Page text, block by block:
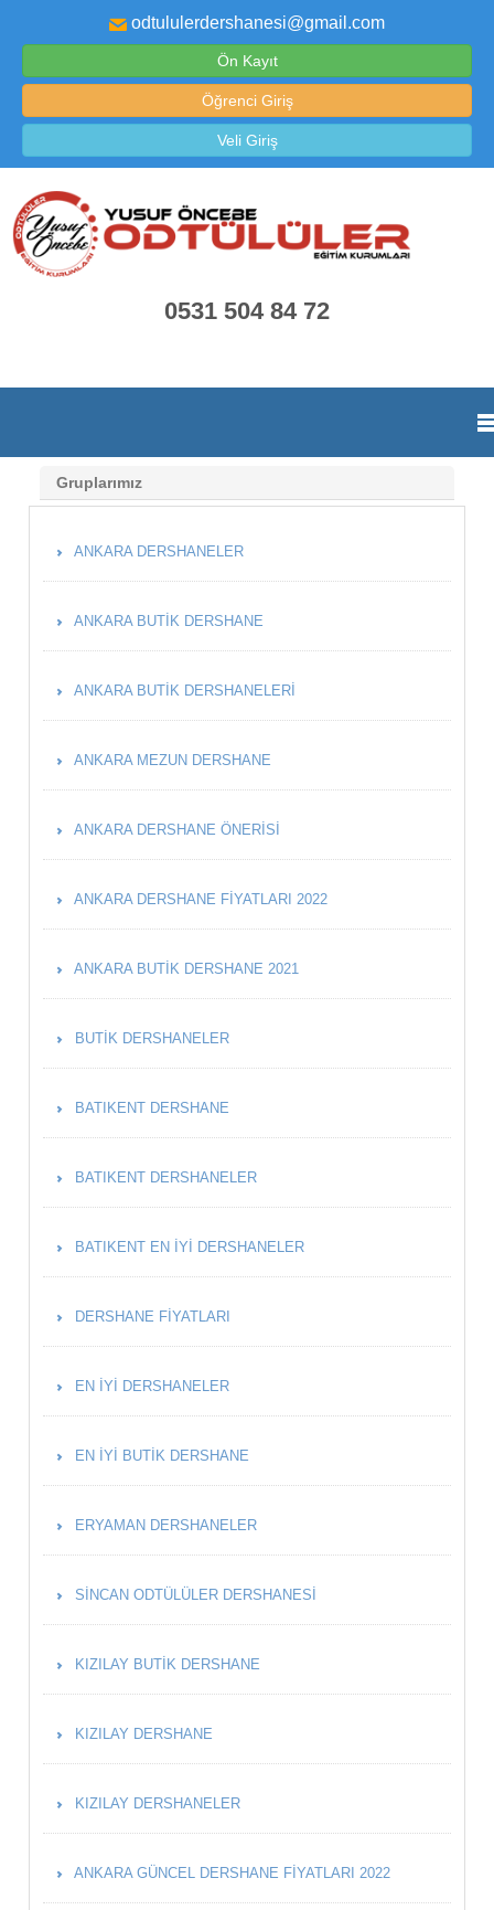
odtululerdershanesi@gmail.com
Ön Kayıt
Öğrenci Giriş
Veli Giriş
0531 504 84 72
Gruplarımız
ANKARA DERSHANELER
ANKARA BUTIK DERSHANE
ANKARA BUTIK DERSHANELERI
ANKARA MEZUN DERSHANE
ANKARA DERSHANE ÖNERISI
ANKARA DERSHANE FIYATLARI 2022
ANKARA BUTIK DERSHANE 2021
BUTIK DERSHANELER
BATIKENT DERSHANE
BATIKENT DERSHANELER
BATIKENT EN İYI DERSHANELER
DERSHANE FIYATLARI
EN İYI DERSHANELER
EN İYI BUTIK DERSHANE
ERYAMAN DERSHANELER
SINCAN ODTÜLÜLER DERSHANESI
KIZILAY BUTIK DERSHANE
KIZILAY DERSHANE
KIZILAY DERSHANELER
ANKARA GÜNCEL DERSHANE FIYATLARI 2022